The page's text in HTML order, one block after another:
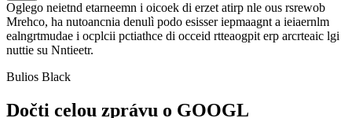
Oglego neietnd etarneemn i oicoek di erzet atirp nle ous rsrewob
Mrehco, ha nutoancnia denulì podo esisser iepmaagnt a ieiaernlm
ealngrtmudae i ocplcii pctiathce di occeid rtteaogpit erp arcrteaic lgi
nuttie su Nntieetr.
Bulios Black
Dočti celou zprávu o GOOGL